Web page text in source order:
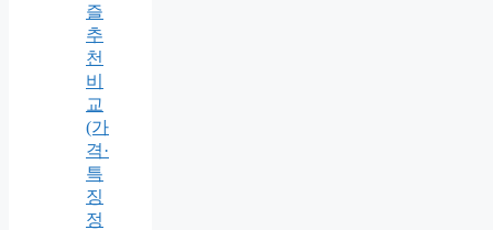
즐
추
천
비
교
(가
격·
특
징
정